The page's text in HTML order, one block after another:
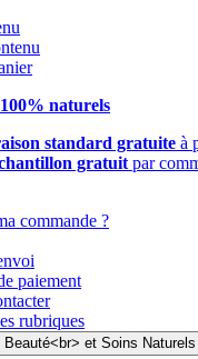
naturels
standard gratuite à
gratuit par
commande ?
paiement
rubriques